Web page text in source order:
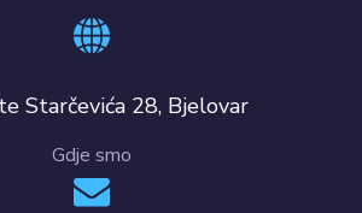
Starčevića 28, Bjelovar
Gdje smo